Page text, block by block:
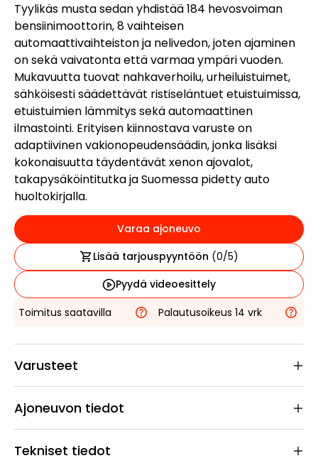
Tyylikäs musta sedan yhdistää 184 hevosvoiman
bensiinimoottorin, 8 vaihteisen
automaattivaihteiston ja nelivedon, joten ajaminen
on sekä vaivatonta että varmaa ympäri vuoden.
Mukavuutta tuovat nahkaverhoilu, urheiluistuimet,
sähköisesti säädettävät ristiseläntuet etuistuimissa,
etuistuimien lämmitys sekä automaattinen
ilmastointi. Erityisen kiinnostava varuste on
adaptiivinen vakionopeudensäädin, jonka lisäksi
kokonaisuutta täydentävät xenon ajovalot,
takapysäköintitutka ja Suomessa pidetty auto
huoltokirjalla.
Varaa ajoneuvo
Lisää tarjouspyyntöön (0/5)
Pyydä videoesittely
Toimitus saatavilla
Palautusoikeus 14 vrk
Varusteet
Ajoneuvon tiedot
Tekniset tiedot